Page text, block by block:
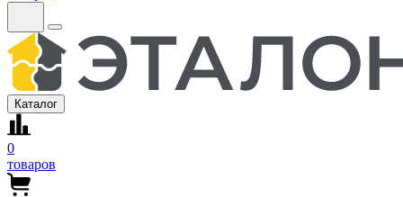
Каталог
0
товаров